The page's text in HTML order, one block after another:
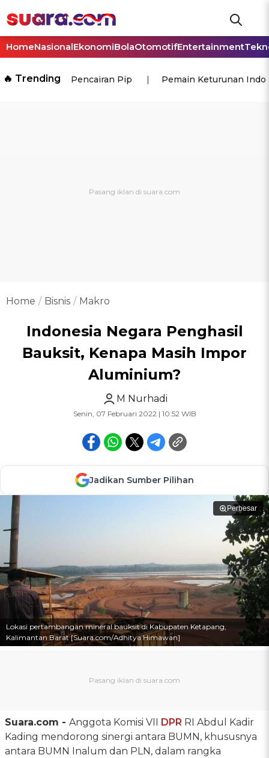
HomeNasionalEkonomiBolaOtomotifEntertainment
🔥 Trending Pencairan Pip Pemain Keturunan
Home Bisnis Makro
Indonesia Negara Penghasil
Bauksit, Kenapa Masih Impor
Aluminium?
M Nurhadi
Senin, 07 Februari 2022 | 10:52 WIB
Jadikan Sumber Pilihan
Perbesar
Lokasi pertambangan mineral bauksit di Kabupaten Ketapang,
Kalimantan Barat [Suara.com/Adhitya Himawan]
Suara.com - Anggota Komisi VII DPR RI Abdul Kadir
Kading mendorong sinergi antara BUMN, khususnya
antara BUMN Inalum dan PLN, dalam rangka